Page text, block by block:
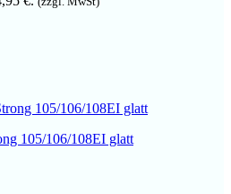
105/106/108EI glatt